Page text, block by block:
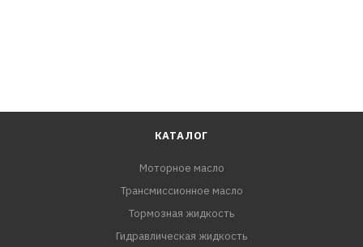
КАТАЛОГ
Моторное масло
Трансмиссионное масло
Тормозная жидкость
Гидравлическая жидкость